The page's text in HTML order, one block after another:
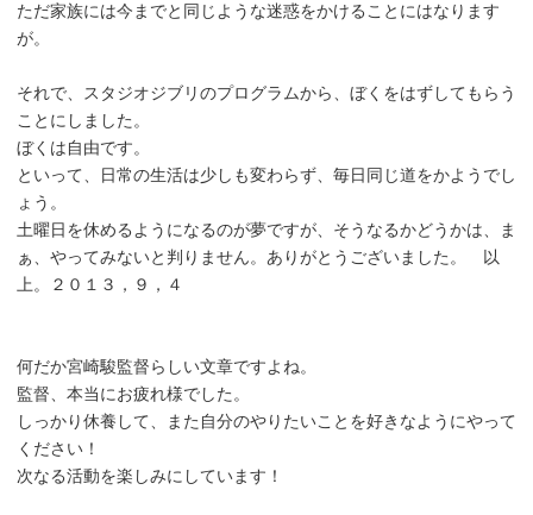
ただ家族には今までと同じような迷惑をかけることにはなります
が。
それで、スタジオジブリのプログラムから、ぼくをはずしてもらう
ことにしました。
ぼくは自由です。
といって、日常の生活は少しも変わらず、毎日同じ道をかようでし
ょう。
土曜日を休めるようになるのが夢ですが、そうなるかどうかは、ま
ぁ、やってみないと判りません。ありがとうございました。 以
上。２０１３，９，４
何だか宮崎駿監督らしい文章ですよね。
監督、本当にお疲れ様でした。
しっかり休養して、また自分のやりたいことを好きなようにやって
ください！
次なる活動を楽しみにしています！